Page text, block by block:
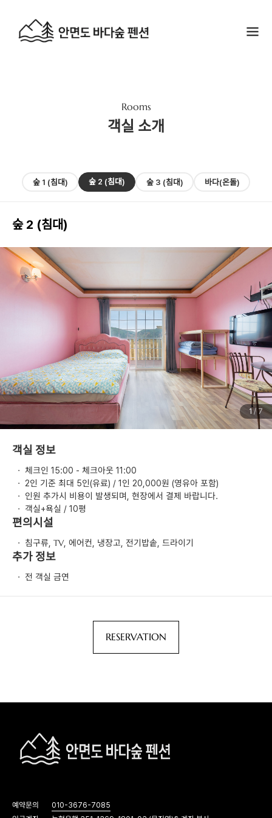
Rooms
객실 소개
숲 1 (침대) 숲 2 (침대) 숲 3 (침대) 바다(온돌)
숲 2 (침대)
1 / 7
객실 정보
· 체크인 15:00 - 체크아웃 11:00
·
2인 기준 최대 5인(유료) / 1인 20,000원 (영유아 포함)
·
인원 추가시 비용이 발생되며, 현장에서 결제 바랍니다.
·
객실+욕실 / 10평
편의시설
· 침구류, TV, 에어컨, 냉장고, 전기밥솥, 드라이기
추가 정보
· 전 객실 금연
RESERVATION
예약문의
010-3676-7085